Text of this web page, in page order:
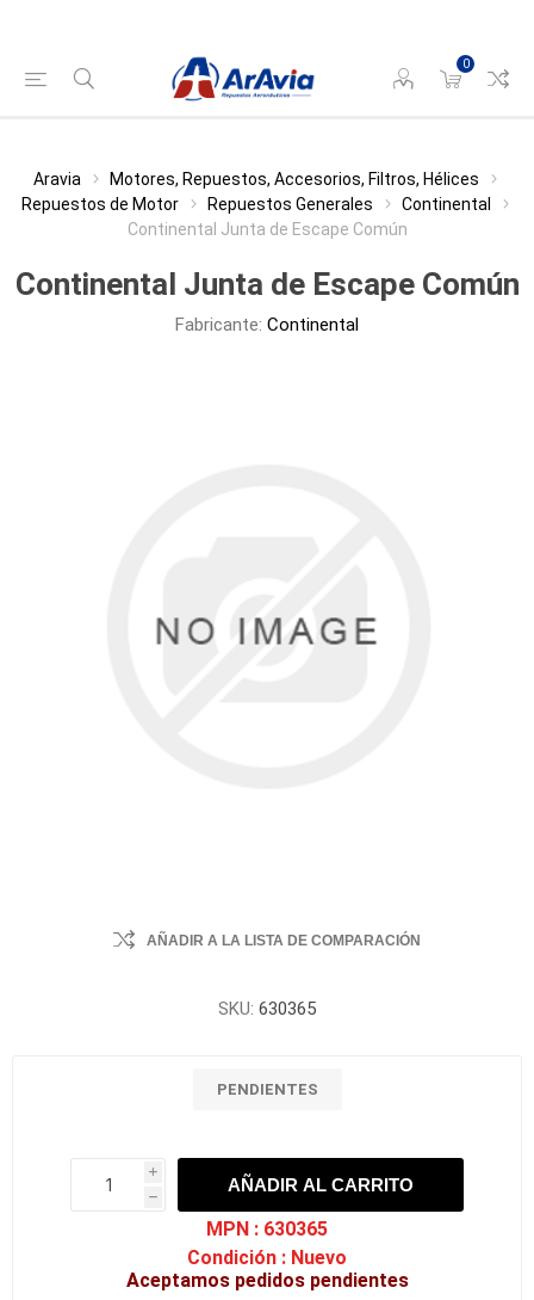
0
Aravia
Motores, Repuestos, Accesorios, Filtros, Hélices
Repuestos de Motor
Repuestos Generales
Continental
Continental Junta de Escape Común
Continental Junta de Escape Común
Fabricante: Continental
AÑADIR A LA LISTA DE COMPARACIÓN
SKU: 630365
PENDIENTES
i
h
h
AÑADIR AL CARRITO
MPN : 630365
Condición : Nuevo
Aceptamos pedidos pendientes